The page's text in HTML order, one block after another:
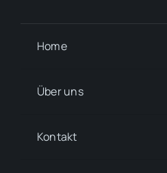
Home
Über uns
Kontakt